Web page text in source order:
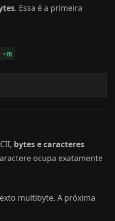
. Essa é a primeira
-m
bytes e caracteres
ocupa exatamente
multibyte. A próxima